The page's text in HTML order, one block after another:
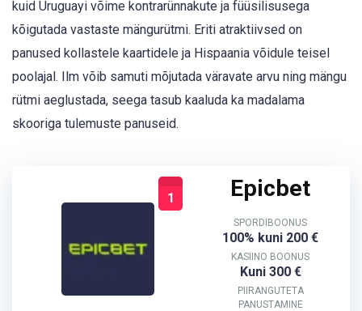
kuid Uruguayi võime kontrarünnakute ja füüsilisusega
kõigutada vastaste mängurütmi. Eriti atraktiivsed on
panused kollastele kaartidele ja Hispaania võidule teisel
poolajal. Ilm võib samuti mõjutada väravate arvu ning mängu
rütmi aeglustada, seega tasub kaaluda ka madalama
skooriga tulemuste panuseid.
1 Epicbet
SPORDIBOONUS
100% kuni 200 €
KASIINO BOONUS
Kuni 300 €
PIIRANGUTETA
PANUSTAMINE